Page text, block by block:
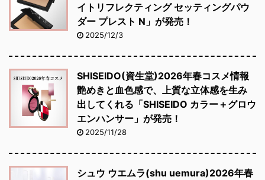
イトリフレクティング セッティングパウ
ダー プレスト N」が発売！
2025/12/3
SHISEIDO(資生堂)2026年春コスメ情報
艶めきと血色感で、上質な立体感を生み
出してくれる「SHISEIDO カラー＋グロウ
エンハンサー」が発売！
2025/11/28
シュウ ウエムラ(shu uemura)2026年春